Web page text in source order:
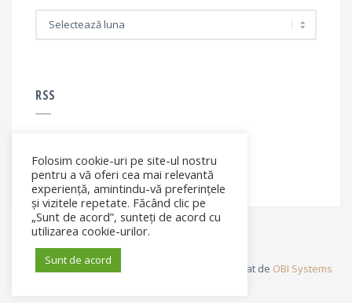
RSS
RSS - articole
© Elena Filip. All rights reserved ® - Site dezvoltat de OBI Systems
Folosim cookie-uri pe site-ul nostru
pentru a vă oferi cea mai relevantă
experiență, amintindu-vă preferințele
și vizitele repetate. Făcând clic pe
„Sunt de acord”, sunteți de acord cu
utilizarea cookie-urilor.
Sunt de acord